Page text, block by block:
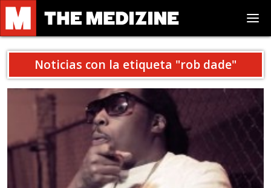
Noticias con la etiqueta "rob dade"